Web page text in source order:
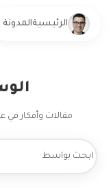
الرئيسيةالمدونة
مقالات وأفكار في